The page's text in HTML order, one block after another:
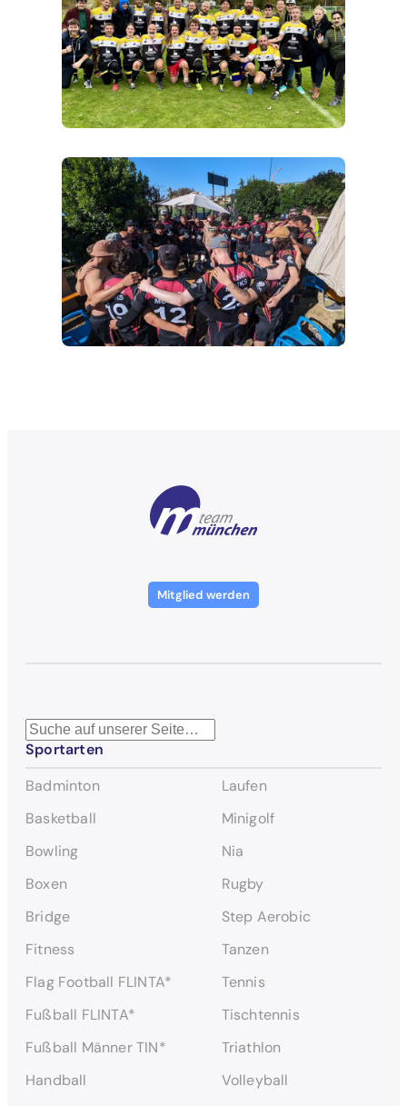
Mitglied werden
S
u
h
e
Sportarten
Badminton
Basketball
Bowling
Boxen
Bridge
Fitness
Flag Football FLINTA*
Fußball FLINTA*
Fußball Männer TIN*
Handball
Laufen
Minigolf
Nia
Rugby
Step Aerobic
Tanzen
Tennis
Tischtennis
Triathlon
Volleyball